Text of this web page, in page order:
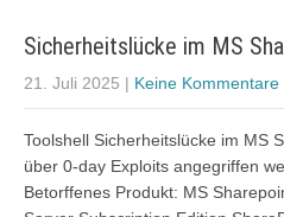
Sicherheitslücke im MS
21. Juli 2025 | Keine Kommentare
Toolshell Sicherheitslücke im MS
über 0-day Exploits angegriffen
Betorffenes Produkt: MS